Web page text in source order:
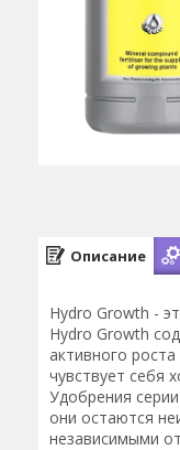
Описание
Hydro Growth -
Hydro Growth
активного
чувствует себя
Удобрения
они остаются
независимыми